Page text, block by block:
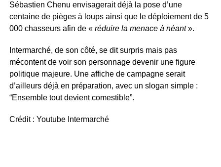
Sébastien Chenu envisagerait déjà la pose d’une
centaine de pièges à loups ainsi que le déploiement de 5
000 chasseurs afin de «réduire la menace à néant».
Intermarché, de son côté, se dit surpris mais pas
mécontent de voir son personnage devenir une figure
politique majeure. Une affiche de campagne serait
d’ailleurs déjà en préparation, avec un slogan simple :
“Ensemble tout devient comestible”.
Crédit : Youtube Intermarché